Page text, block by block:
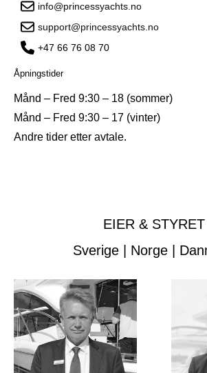
info@princessyachts.no
support@princessyachts.no
+47 66 76 08 70
Åpningstider
Månd – Fred 9:30 – 18 (sommer)
Månd – Fred 9:30 – 17 (vinter)
Andre tider etter avtale.
EIER & STYRET
Sverige | Norge |